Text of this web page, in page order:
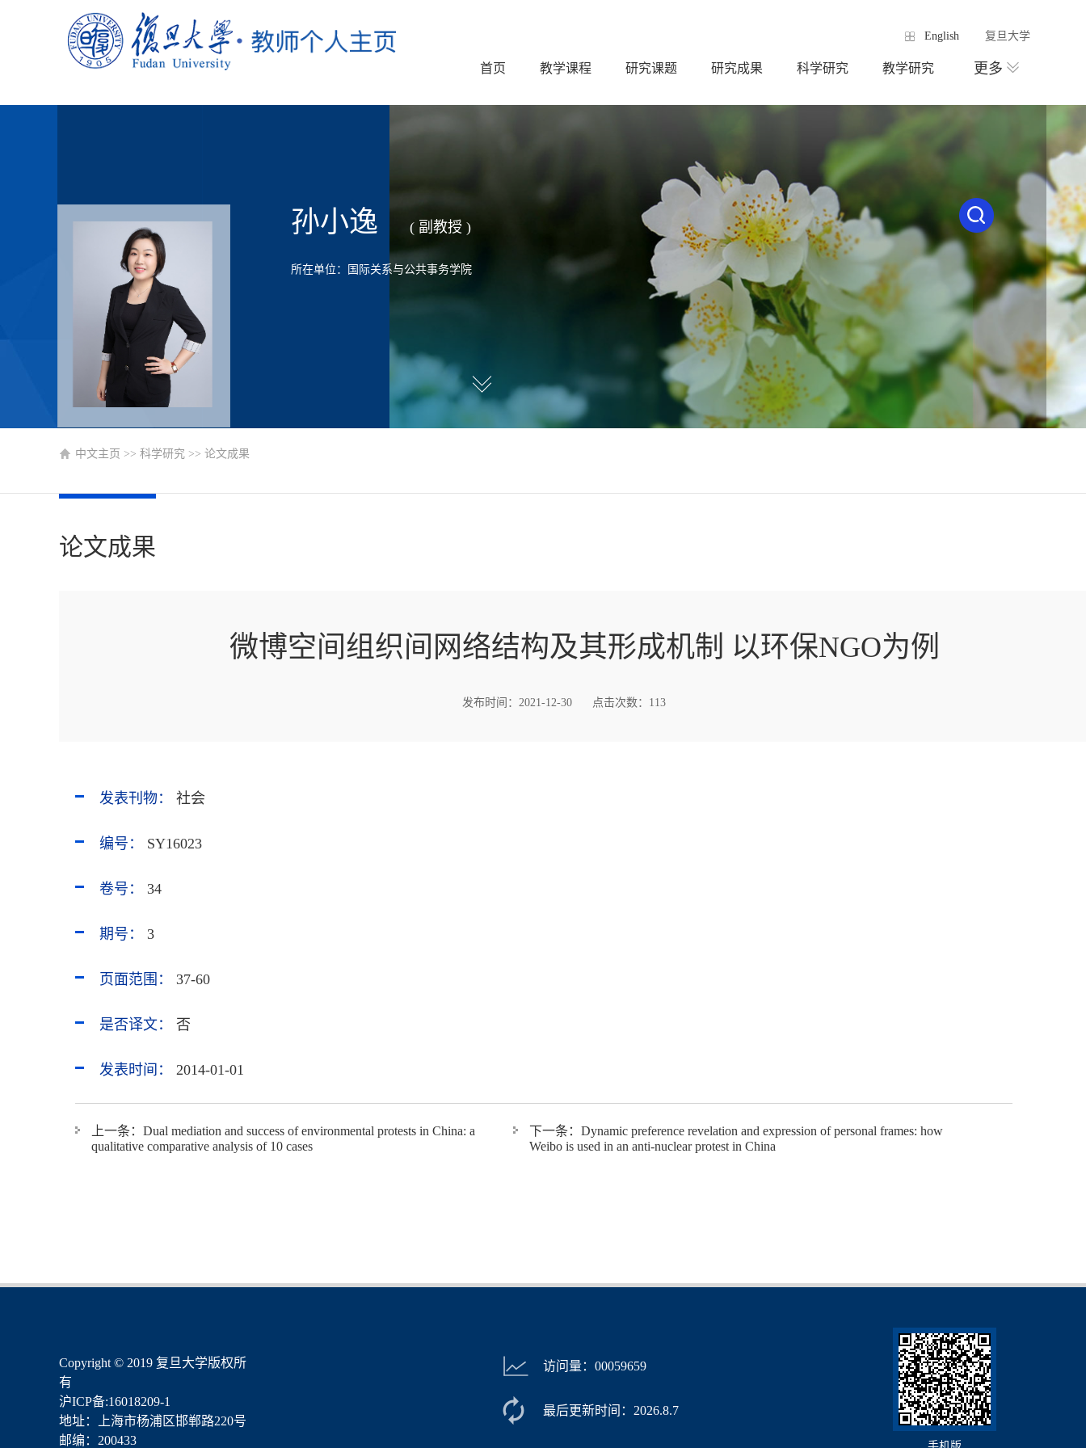
English 复旦大学
首页 教学课程 研究课题 研究成果 科学研究 教学研究 更多
孙小逸 ( 副教授 )
所在单位：国际关系与公共事务学院
中文主页 >> 科学研究 >> 论文成果
论文成果
微博空间组织间网络结构及其形成机制 以环保NGO为例
发布时间：2021-12-30 点击次数： 113
发表刊物： 社会
编号： SY16023
卷号： 34
期号： 3
页面范围： 37-60
是否译文： 否
发表时间： 2014-01-01
上一条： Dual mediation and success of environmental protests in China: a
qualitative comparative analysis of 10 cases
下一条： Dynamic preference revelation and expression of personal frames: how
Weibo is used in an anti-nuclear protest in China
​Copyright © 2019 复旦大学版权所
有
沪ICP备:16018209-1
地址：上海市杨浦区邯郸路220号
邮编：200433
访问量： 00059659
最后更新时间： 2026.8.7